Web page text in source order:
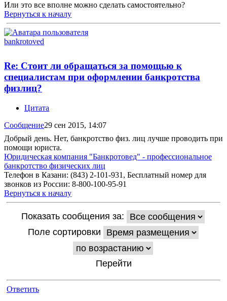
Или это все вполне можно сделать самостоятельно?
Вернуться к началу
bankrotoved
Re: Стоит ли обращаться за помощью к
специалистам при оформлении банкротства
физлиц?
Цитата
Сообщение29 сен 2015, 14:07
Добрый день. Нет, банкротство физ. лиц лучше проводить при
помощи юриста.
Юридическая компания "Банкротовед" - профессиональное
банкротство физических лиц
Телефон в Казани: (843) 2-101-931, Бесплатный номер для
звонков из России: 8-800-100-95-91
Вернуться к началу
Показать сообщения за:
Поле сортировки
Ответить